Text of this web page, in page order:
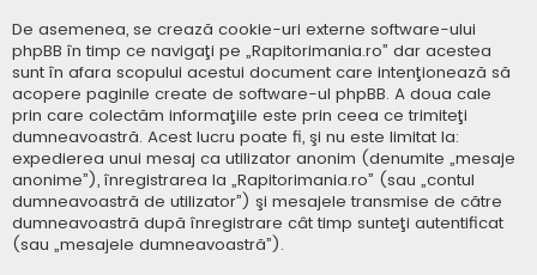
De asemenea, se crează cookie-uri externe software-ului
phpBB în timp ce navigaţi pe „Rapitorimania.ro” dar acestea
sunt în afara scopului acestui document care intenţionează să
acopere paginile create de software-ul phpBB. A doua cale
prin care colectăm informaţiile este prin ceea ce trimiteţi
dumneavoastră. Acest lucru poate fi, şi nu este limitat la:
expedierea unui mesaj ca utilizator anonim (denumite „mesaje
anonime”), înregistrarea la „Rapitorimania.ro” (sau „contul
dumneavoastră de utilizator”) şi mesajele transmise de către
dumneavoastră după înregistrare cât timp sunteţi autentificat
(sau „mesajele dumneavoastră”).